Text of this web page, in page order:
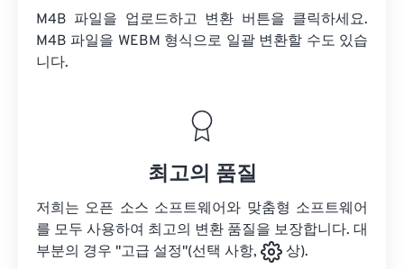
M4B 파일을 업로드하고 변환 버튼을 클릭하세요.
M4B 파일을 WEBM 형식으로 일괄 변환할 수도 있습
니다.
최고의 품질
저희는 오픈 소스 소프트웨어와 맞춤형 소프트웨어
를 모두 사용하여 최고의 변환 품질을 보장합니다. 대
부분의 경우 "고급 설정"(선택 사항,
상).